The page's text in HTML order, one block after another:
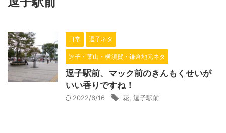
日常 逗子ネタ
逗子・葉山・横須賀・鎌倉地元ネタ
逗子駅前、マック前のきんもくせいが
いい香りですね！
2022/6/16 花 逗子駅前